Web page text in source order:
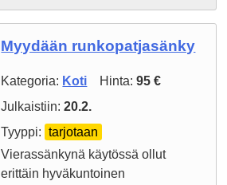
Myydään runkopatjasänky
Kategoria: Koti Hinta:95 €
Julkaistiin:20.2.
Tyyppi:
tarjotaan
Vierassänkynä käytössä ollut
erittäin hyväkuntoinen